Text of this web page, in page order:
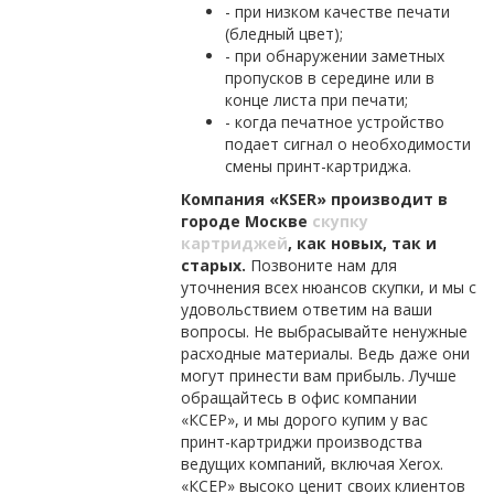
- при низком качестве печати
(бледный цвет);
- при обнаружении заметных
пропусков в середине или в
конце листа при печати;
- когда печатное устройство
подает сигнал о необходимости
смены принт-картриджа.
Компания «KSER» производит в
городе Москве скупку
картриджей, как новых, так и
старых. Позвоните нам для
уточнения всех нюансов скупки, и мы с
удовольствием ответим на ваши
вопросы. Не выбрасывайте ненужные
расходные материалы. Ведь даже они
могут принести вам прибыль. Лучше
обращайтесь в офис компании
«КСЕР», и мы дорого купим у вас
принт-картриджи производства
ведущих компаний, включая Xerox.
«КСЕР» высоко ценит своих клиентов